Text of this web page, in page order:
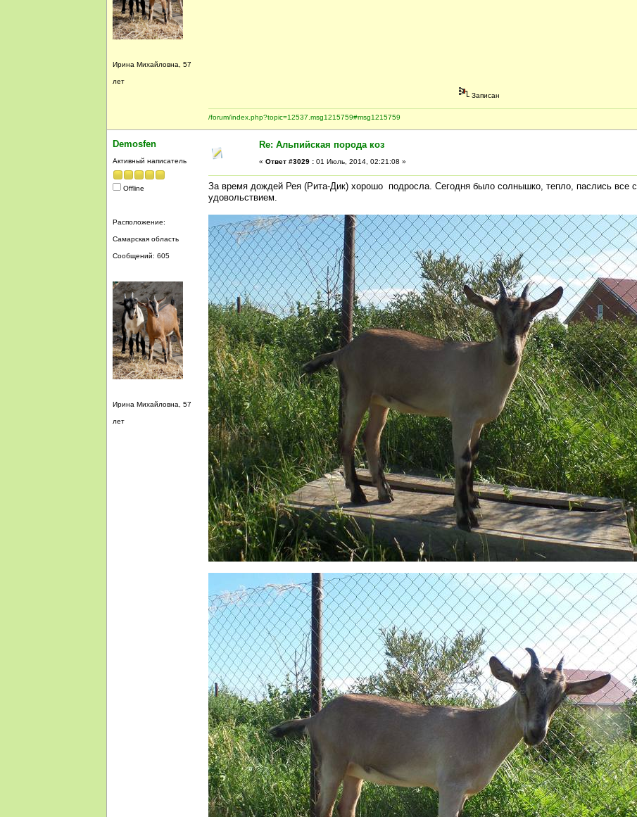
Ирина Михайловна, 57
лет
Записан
/forum/index.php?topic=12537.msg1215759#msg1215759
Demosfen
Активный написатель
Offline
Расположение:
Самарская область
Сообщений: 605
Ирина Михайловна, 57
лет
Re: Альпийская порода коз
« Ответ #3029 : 01 Июль, 2014, 02:21:08 »
За время дождей Рея (Рита-Дик) хорошо подросла. Сегодня было солнышко, тепло, паслись все с
удовольствием.